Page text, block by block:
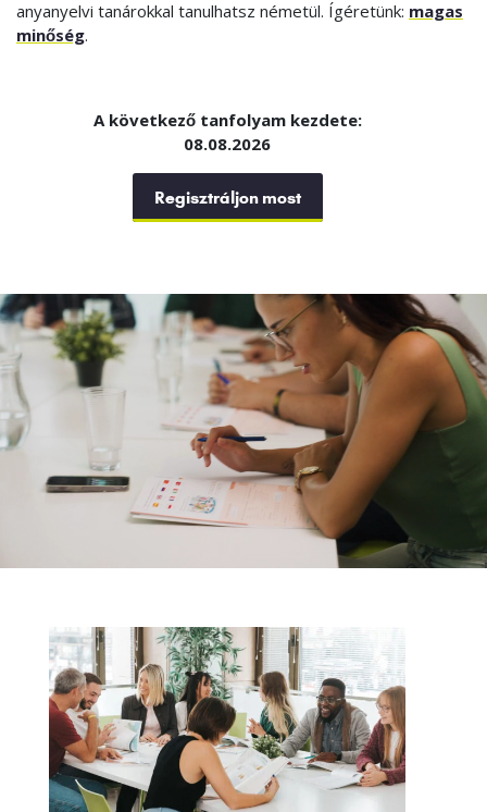
anyanyelvi tanárokkal tanulhatsz németül. Ígéretünk: magas
minőség.
A következő tanfolyam kezdete:
08.08.2026
Regisztráljon most